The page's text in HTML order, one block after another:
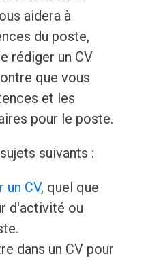
aidera à
du poste,
rédiger un CV
que vous
et les
pour le poste.
suivants :
un CV, quel que
d'activité ou
dans un CV pour